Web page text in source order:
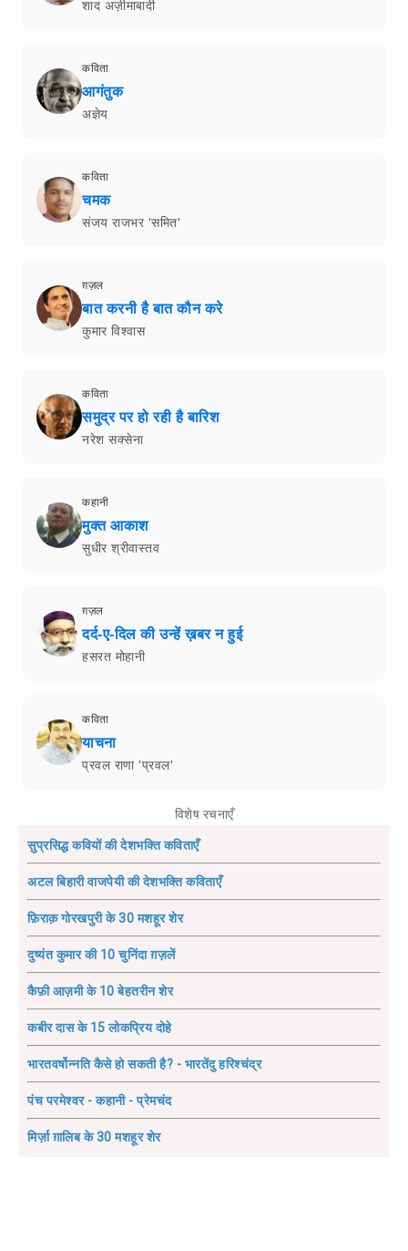
शाद अज़ीमाबादी
कविता
आगंतुक
अज्ञेय
कविता
चमक
संजय राजभर 'समित'
ग़ज़ल
बात करनी है बात कौन करे
कुमार विश्वास
कविता
समुद्र पर हो रही है बारिश
नरेश सक्सेना
कहानी
मुक्त आकाश
सुधीर श्रीवास्तव
ग़ज़ल
दर्द-ए-दिल की उन्हें ख़बर न हुई
हसरत मोहानी
कविता
याचना
प्रवल राणा 'प्रवल'
विशेष रचनाएँ
सुप्रसिद्ध कवियों की देशभक्ति कविताएँ
अटल बिहारी वाजपेयी की देशभक्ति कविताएँ
फ़िराक़ गोरखपुरी के 30 मशहूर शेर
दुष्यंत कुमार की 10 चुनिंदा ग़ज़लें
कैफ़ी आज़मी के 10 बेहतरीन शेर
कबीर दास के 15 लोकप्रिय दोहे
भारतवर्षोन्नति कैसे हो सकती है? - भारतेंदु हरिश्चंद्र
पंच परमेश्वर - कहानी - प्रेमचंद
मिर्ज़ा ग़ालिब के 30 मशहूर शेर